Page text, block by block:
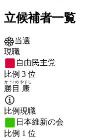
立候補者一覧
当選
現職
自由民主党
比例 3 位
勝目
かつめ
康
やすし
比例現職
日本維新の会
比例 1 位